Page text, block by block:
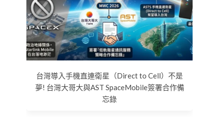
台灣導入手機直連衛星（Direct to Cell）不是
夢! 台灣大哥大與AST SpaceMobile簽署合作備
忘錄